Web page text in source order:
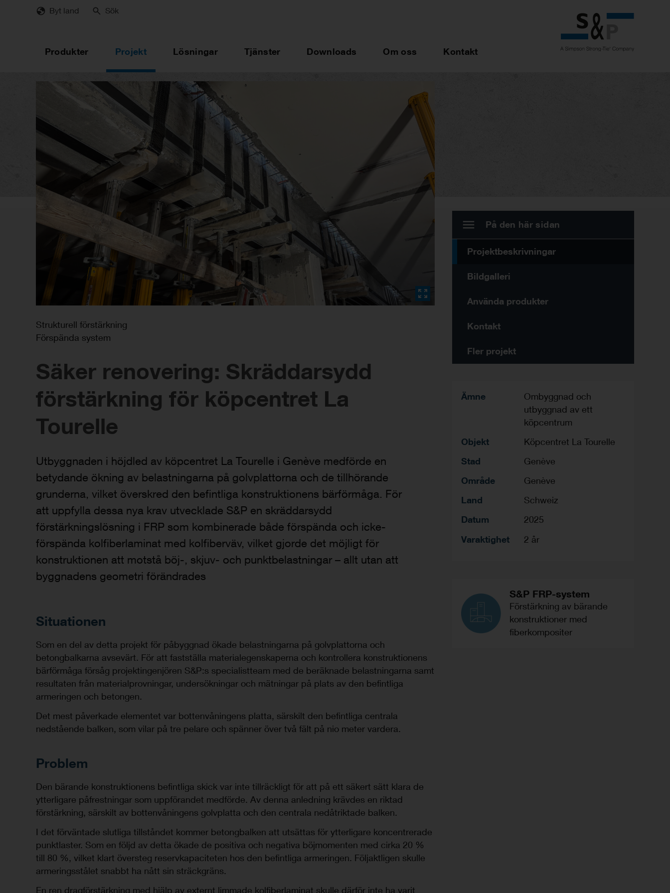
Byt land Sök
Produkter Projekt Lösningar Tjänster Downloads Om oss Kontakt
Strukturell förstärkning
Förspända system
Säker renovering: Skräddarsydd
förstärkning för köpcentret La
Tourelle
Utbyggnaden i höjdled av köpcentret La Tourelle i Genève medförde en
betydande ökning av belastningarna på golvplattorna och de tillhörande
grunderna, vilket överskred den befintliga konstruktionens bärförmåga. För
att uppfylla dessa nya krav utvecklade S&P en skräddarsydd
förstärkningslösning i FRP som kombinerade både förspända och icke-
förspända kolfiberlaminat med kolfiberväv, vilket gjorde det möjligt för
konstruktionen att motstå böj-, skjuv- och punktbelastningar – allt utan att
byggnadens geometri förändrades
På den här sidan
Projektbeskrivningar
Bildgalleri
Använda produkter
Kontakt
Fler projekt
Ämne
Ombyggnad och
utbyggnad av ett
köpcentrum
Objekt
Köpcentret La Tourelle
Stad
Genève
Område
Genève
Land
Schweiz
Datum
2025
Varaktighet
2 år
S&P FRP-system
Förstärkning av bärande
konstruktioner med
fiberkompositer
Situationen
Som en del av detta projekt för påbyggnad ökade belastningarna på golvplattorna och
betongbalkarna avsevärt. För att fastställa materialegenskaperna och kontrollera konstruktionens
bärförmåga försåg projektingenjören S&P:s specialistteam med de beräknade belastningarna samt
resultaten från materialprovningar, undersökningar och mätningar på plats av den befintliga
armeringen och betongen.
Det mest påverkade elementet var bottenvåningens platta, särskilt den befintliga centrala
nedstående balken, som vilar på tre pelare och spänner över två fält på nio meter vardera.
Problem
Den bärande konstruktionens befintliga skick var inte tillräckligt för att på ett säkert sätt klara de
ytterligare påfrestningar som uppförandet medförde. Av denna anledning krävdes en riktad
förstärkning, särskilt av bottenvåningens golvplatta och den centrala nedåtriktade balken.
I det förväntade slutliga tillståndet kommer betongbalken att utsättas för ytterligare koncentrerade
punktlaster. Som en följd av detta ökade de positiva och negativa böjmomenten med cirka 20 %
till 80 %, vilket klart översteg reservkapaciteten hos den befintliga armeringen. Följaktligen skulle
armeringsstålet snabbt ha nått sin sträckgräns.
En ren dragförstärkning med hjälp av externt limmade kolfiberlaminat skulle därför inte ha varit